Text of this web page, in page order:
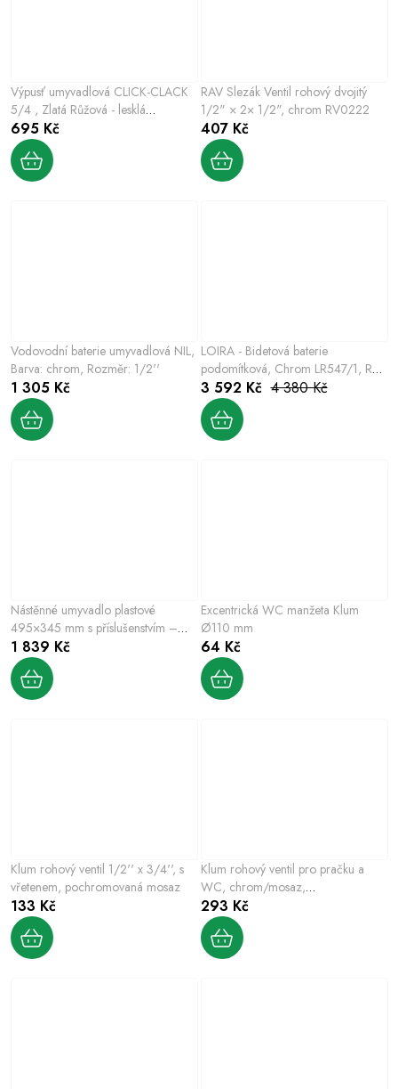
Výpusť umyvadlová CLICK-CLACK
5/4 , Zlatá Růžová - lesklá
MD0484ZRL, RAV Slezák
695 Kč
RAV Slezák Ventil rohový dvojitý
1/2" × 2× 1/2", chrom RV0222
407 Kč
Vodovodní baterie umyvadlová NIL,
Barva: chrom, Rozměr: 1/2''
1 305 Kč
LOIRA - Bidetová baterie
podomítková, Chrom LR547/1, RAV
Slezák
3 592 Kč 4 380 Kč
Nástěnné umyvadlo plastové
495×345 mm s příslušenstvím –
bílé
1 839 Kč
Excentrická WC manžeta Klum
Ø110 mm
64 Kč
Klum rohový ventil 1/2'' x 3/4'', s
vřetenem, pochromovaná mosaz
133 Kč
Klum rohový ventil pro pračku a
WC, chrom/mosaz,
1/2"x3/8"x3/4"
293 Kč